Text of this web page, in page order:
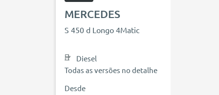
MERCEDES
S 450 d Longo 4Matic
Diesel
Todas as versões no detalhe
Desde